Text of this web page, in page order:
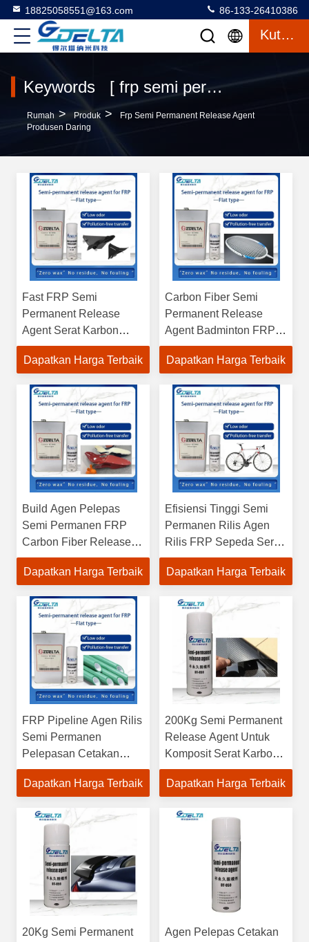
18825058551@163.com 86-133-26410386
Kutipan
Keywords [ frp semi permanent release agent ] Match 9 Produk
Rumah > Produk >
Frp Semi Permanent Release Agent
Produsen Daring
Fast FRP Semi
Permanent Release
Agent Serat Karbon
Efisiensi Tinggi
Dapatkan Harga Terbaik
Carbon Fiber Semi
Permanent Release
Agent Badminton FRP
High Efficiency
Dapatkan Harga Terbaik
Build Agen Pelepas
Semi Permanen FRP
Carbon Fiber Release
Agent
Dapatkan Harga Terbaik
Efisiensi Tinggi Semi
Permanen Rilis Agen
Rilis FRP Sepeda Serat
Karbon
Dapatkan Harga Terbaik
FRP Pipeline Agen Rilis
Semi Permanen
Pelepasan Cetakan
Serat Karbon Efisiensi
Tinggi
Dapatkan Harga Terbaik
200Kg Semi Permanent
Release Agent Untuk
Komposit Serat Karbon
Efisiensi Tinggi
Dapatkan Harga Terbaik
20Kg Semi Permanent
Agen Pelepas Cetakan